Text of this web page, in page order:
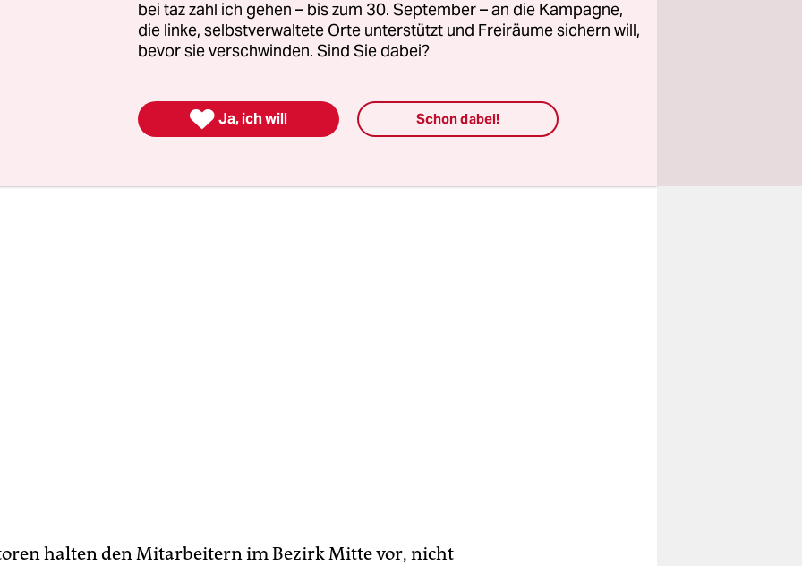
Form seit Donnerstag vor. Die von Sozialsenator
(SPD) eingesetzte Jugendhilfeinspektion kommt zu dem
müssen, um solche Fälle künftig zu verhindern.
es darum, konsequent die Vorschriften des Regelwerks
halten den Mitarbeitern im Bezirk Mitte vor, nicht
bei taz zahl ich gehen – bis zum 30. September – an die Kampagne,
die linke, selbstverwaltete Orte unterstützt und Freiräume sichern will,
bevor sie verschwinden. Sind Sie dabei?
 Ja, ich will Schon dabei!